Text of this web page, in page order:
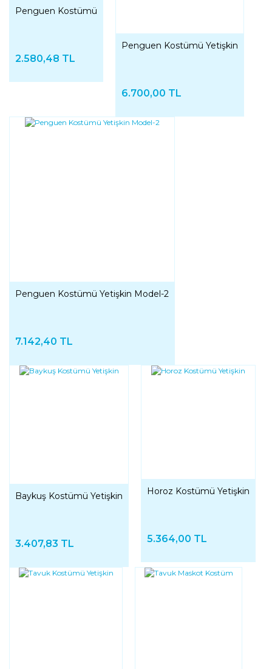
Penguen Kostümü
2.580,48 TL
Penguen Kostümü Yetişkin
6.700,00 TL
Penguen Kostümü Yetişkin Model-2
7.142,40 TL
Baykuş Kostümü Yetişkin
3.407,83 TL
Horoz Kostümü Yetişkin
5.364,00 TL